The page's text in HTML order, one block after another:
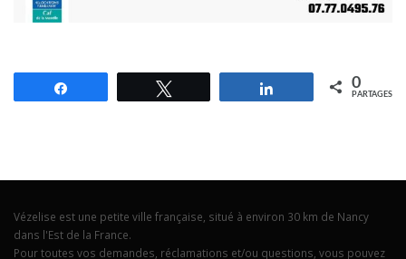
Partagez 0
PARTAGES
Vézelise est une petite ville française, situé à environ 30 km de Nancy
dans l'Est de la France.
Pour toutes vos demandes, réclamations et/ou questions, vous pouvez